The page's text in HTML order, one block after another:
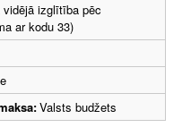
vidējā izglītība pēc
ar kodu 33)
Valsts budžets